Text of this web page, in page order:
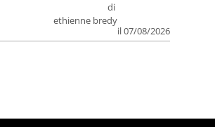
di
ethienne bredy
il 07/08/2026